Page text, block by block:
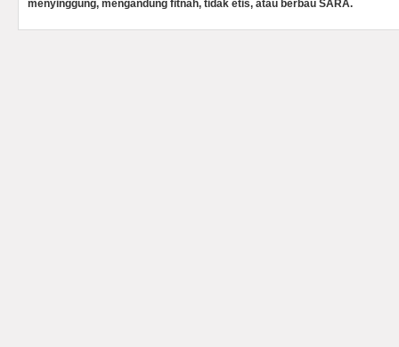
menyinggung, mengandung fitnah, tidak etis, atau berbau SARA.